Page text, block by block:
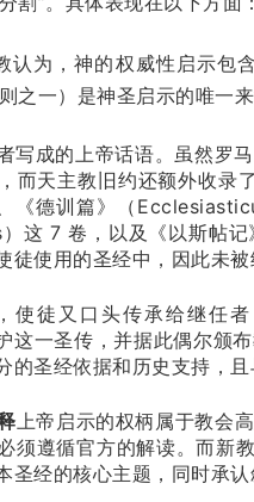
认为，神的权威性启示
之一）是神圣启示的唯一来
写成的上帝话语。虽然罗
而天主教旧约还额外收录
《德训篇》（
这 7 卷，以及《以斯帖记
使用的圣经中，因此未被
使徒又口头传承给继任
一圣传，并据此偶尔颁
圣经依据和历史支持，
上帝启示的权柄属于教会
须遵循官方的解读。而新
圣经的核心主题，同时承